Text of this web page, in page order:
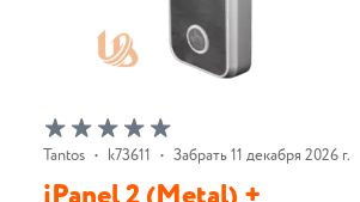
Tantos • k73611 • Забрать 11 декабря 2026 г.